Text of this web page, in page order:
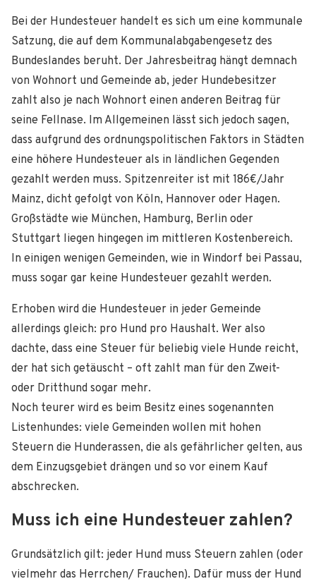
Bei der Hundesteuer handelt es sich um eine kommunale
Satzung, die auf dem Kommunalabgabengesetz des
Bundeslandes beruht. Der Jahresbeitrag hängt demnach
von Wohnort und Gemeinde ab, jeder Hundebesitzer
zahlt also je nach Wohnort einen anderen Beitrag für
seine Fellnase. Im Allgemeinen lässt sich jedoch sagen,
dass aufgrund des ordnungspolitischen Faktors in Städten
eine höhere Hundesteuer als in ländlichen Gegenden
gezahlt werden muss. Spitzenreiter ist mit 186€/Jahr
Mainz, dicht gefolgt von Köln, Hannover oder Hagen.
Großstädte wie München, Hamburg, Berlin oder
Stuttgart liegen hingegen im mittleren Kostenbereich.
In einigen wenigen Gemeinden, wie in Windorf bei Passau,
muss sogar gar keine Hundesteuer gezahlt werden.
Erhoben wird die Hundesteuer in jeder Gemeinde
allerdings gleich: pro Hund pro Haushalt. Wer also
dachte, dass eine Steuer für beliebig viele Hunde reicht,
der hat sich getäuscht – oft zahlt man für den Zweit-
oder Dritthund sogar mehr.
Noch teurer wird es beim Besitz eines sogenannten
Listenhundes: viele Gemeinden wollen mit hohen
Steuern die Hunderassen, die als gefährlicher gelten, aus
dem Einzugsgebiet drängen und so vor einem Kauf
abschrecken.
Muss ich eine Hundesteuer zahlen?
Grundsätzlich gilt: jeder Hund muss Steuern zahlen (oder
vielmehr das Herrchen/ Frauchen). Dafür muss der Hund